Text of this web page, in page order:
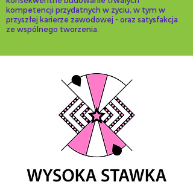
kompetencji przydatnych w życiu, w tym w
przyszłej karierze zawodowej - oraz satysfakcja
ze wspólnego tworzenia.